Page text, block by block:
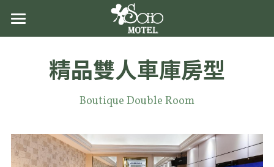
首頁
關於蘇活
交通資訊
精品雙人車庫房型
Boutique Double Room
部落格分類
所有博客分類